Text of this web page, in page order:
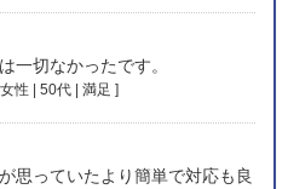
一切なかったです。
性 | 50代 | 満足 ]
思っていたより簡単で対応も良